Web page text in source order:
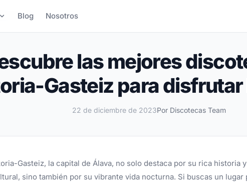
Blog Nosotros
en Vitoria-Gasteiz para disfrutar la noche
las mejores
Gasteiz para disfrutar
22 de diciembre de 2023Por Discotecas Team
Gasteiz, la capital de Álava, no solo destaca por su rica historia
sino también por su vibrante vida nocturna. Si buscas un lugar